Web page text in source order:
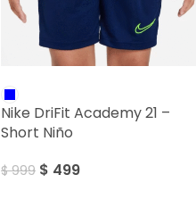
Nike DriFit Academy 21 –
Short Niño
$999 $ 499